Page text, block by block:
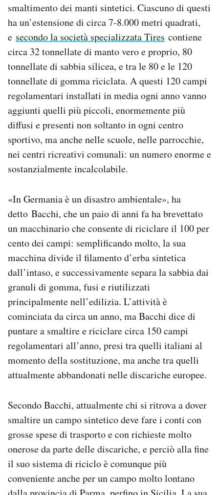
smaltimento dei manti sintetici. Ciascuno di questi
ha un’estensione di circa 7-8.000 metri quadrati,
e secondo la società specializzata Tires contiene
circa 32 tonnellate di manto vero e proprio, 80
tonnellate di sabbia silicea, e tra le 80 e le 120
tonnellate di gomma riciclata. A questi 120 campi
regolamentari installati in media ogni anno vanno
aggiunti quelli più piccoli, enormemente più
diffusi e presenti non soltanto in ogni centro
sportivo, ma anche nelle scuole, nelle parrocchie,
nei centri ricreativi comunali: un numero enorme e
sostanzialmente incalcolabile.
«In Germania è un disastro ambientale», ha
detto Bacchi, che un paio di anni fa ha brevettato
un macchinario che consente di riciclare il 100 per
cento dei campi: semplificando molto, la sua
macchina divide il filamento d’erba sintetica
dall’intaso, e successivamente separa la sabbia dai
granuli di gomma, fusi e riutilizzati
principalmente nell’edilizia. L’attività è
cominciata da circa un anno, ma Bacchi dice di
puntare a smaltire e riciclare circa 150 campi
regolamentari all’anno, presi tra quelli italiani al
momento della sostituzione, ma anche tra quelli
attualmente abbandonati nelle discariche europee.
Secondo Bacchi, attualmente chi si ritrova a dover
smaltire un campo sintetico deve fare i conti con
grosse spese di trasporto e con richieste molto
onerose da parte delle discariche, e perciò alla fine
il suo sistema di riciclo è comunque più
conveniente anche per un campo molto lontano